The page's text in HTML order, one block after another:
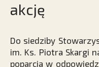
akcję
Do siedziby
im. Ks. Piotra Skargi
poparcia w